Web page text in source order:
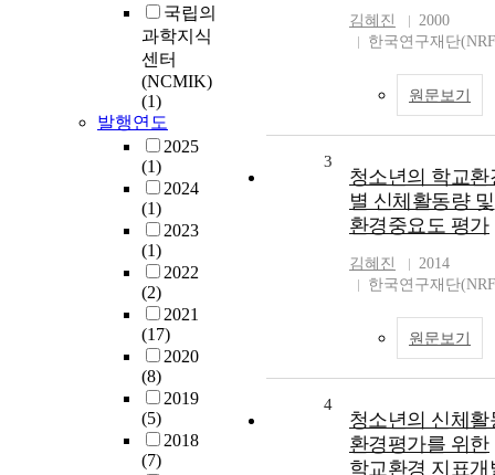
국립의
과학지식
센터
(NCMIK)
(1)
발행연도
2025
(1)
2024
(1)
2023
(1)
2022
(2)
2021
(17)
2020
(8)
2019
(5)
2018
(7)
김혜진
2000
한국연구재단
원문보기
3
청소년의 학교환
별 신체활동량 및
환경중요도 평가
김혜진
2014
한국연구재단
원문보기
4
청소년의 신체활
환경평가를 위한
학교환경 지표개